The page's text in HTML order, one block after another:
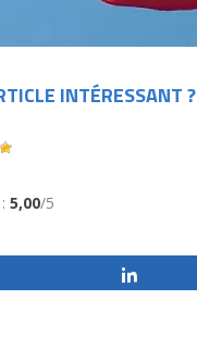
INTÉRESSANT ?
5,00/5